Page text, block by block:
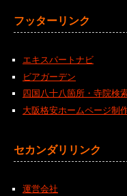
フッターリンク
エキスパートナビ
ビアガーデン
四国八十八箇所・寺院検
大阪格安ホームページ制
セカンダリリンク
運営会社